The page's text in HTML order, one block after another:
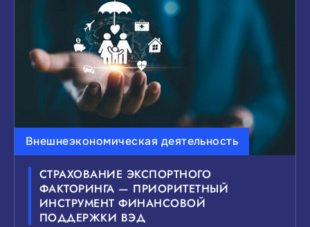
Федеральные
Краевые
Муниципальные
Сбросить
Внешнеэкономическая деятельность
СТРАХОВАНИЕ ЭКСПОРТНОГО
ФАКТОРИНГА — ПРИОРИТЕТНЫЙ
ИНСТРУМЕНТ ФИНАНСОВОЙ
ПОДДЕРЖКИ ВЭД